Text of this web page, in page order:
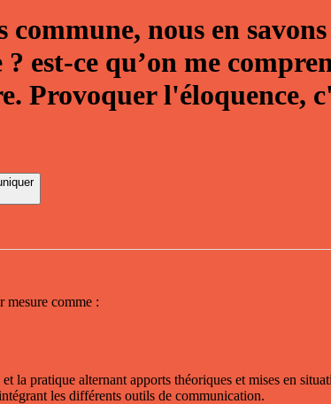
nous en
? est-ce qu’on me
Provoquer l'éloquence,
mesure comme :
la pratique alternant apports théoriques et mises en
les différents outils de communication.